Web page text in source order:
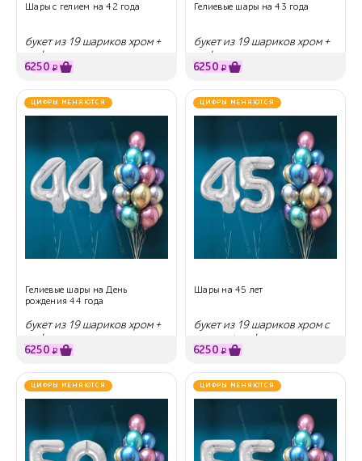
Шары с гелием на 42 года
букет из 19 шариков хром +
цифры
6250 ₽
Гелиевые шары на 43 года
букет из 19 шариков хром +
цифры
6250 ₽
ЦИФРЫ МЕНЯЮТСЯ
Гелиевые шары на День
рождения 44 года
букет из 19 шариков хром +
цифры
6250 ₽
ЦИФРЫ МЕНЯЮТСЯ
Шары на 45 лет
букет из 19 шариков хром с
гелием + цифры
6250 ₽
ЦИФРЫ МЕНЯЮТСЯ ЦИФРЫ МЕНЯЮТСЯ